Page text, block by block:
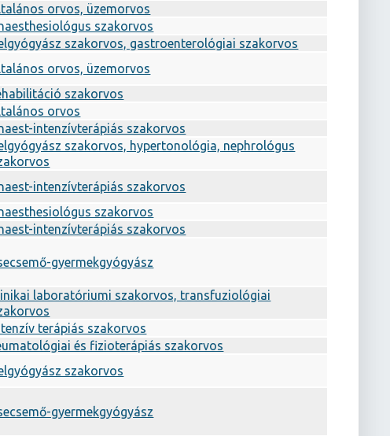
orvos, üzemorvos
szakorvos
szakorvos, gastroenterológiai szakorvos
orvos, üzemorvos
szakorvos
orvos
intenzívterápiás szakorvos
szakorvos, hypertonológia, nephrológus
intenzívterápiás szakorvos
szakorvos
intenzívterápiás szakorvos
gyermekgyógyász
laboratóriumi szakorvos, transfuziológiai
terápiás szakorvos
és fizioterápiás szakorvos
szakorvos
gyermekgyógyász